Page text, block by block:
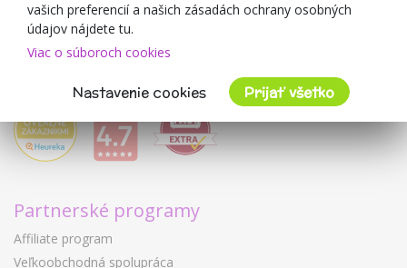
Ochrana osobných údajov GDPR
Kontakty
Spolupracujeme
Partnerské programy
Affiliate program
Veľkoobchodná spolupráca
vašich preferencií a našich zásadách ochrany osobných
údajov nájdete tu.
Viac o súboroch cookies
Nastavenie cookies Prijať všetko